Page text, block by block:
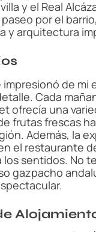
y el Real
por el
y arquitectura
impresionó de mi
Cada
ofrecía una
frutas frescas
Además, la
el restaurante
sentidos. No
gazpacho